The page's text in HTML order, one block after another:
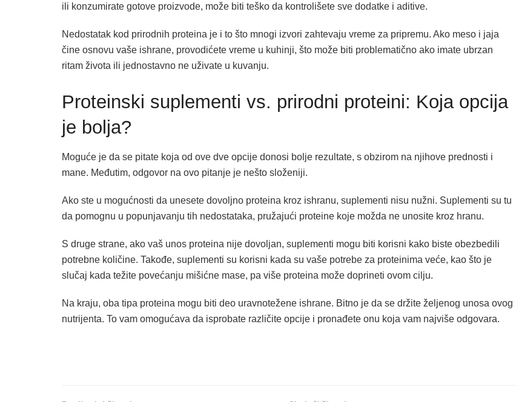
ili konzumirate gotove proizvode, može biti teško da kontrolišete sve dodatke i aditive.
Nedostatak kod prirodnih proteina je i to što mnogi izvori zahtevaju vreme za pripremu. Ako meso i jaja
čine osnovu vaše ishrane, provodićete vreme u kuhinji, što može biti problematično ako imate ubrzan
ritam života ili jednostavno ne uživate u kuvanju.
Proteinski suplementi vs. prirodni proteini: Koja opcija
je bolja?
Moguće je da se pitate koja od ove dve opcije donosi bolje rezultate, s obzirom na njihove prednosti i
mane. Međutim, odgovor na ovo pitanje je nešto složeniji.
Ako ste u mogućnosti da unesete dovoljno proteina kroz ishranu, suplementi nisu nužni. Suplementi su tu
da pomognu u popunjavanju tih nedostataka, pružajući proteine koje možda ne unosite kroz hranu.
S druge strane, ako vaš unos proteina nije dovoljan, suplementi mogu biti korisni kako biste obezbedili
potrebne količine. Takođe, suplementi su korisni kada su vaše potrebe za proteinima veće, kao što je
slučaj kada težite povećanju mišićne mase, pa više proteina može doprineti ovom cilju.
Na kraju, oba tipa proteina mogu biti deo uravnotežene ishrane. Bitno je da se držite željenog unosa ovog
nutrijenta. To vam omogućava da isprobate različite opcije i pronađete onu koja vam najviše odgovara.